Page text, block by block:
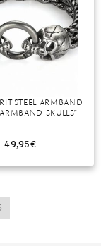
STEEL ARMBAND
SKULLS”
49,95€